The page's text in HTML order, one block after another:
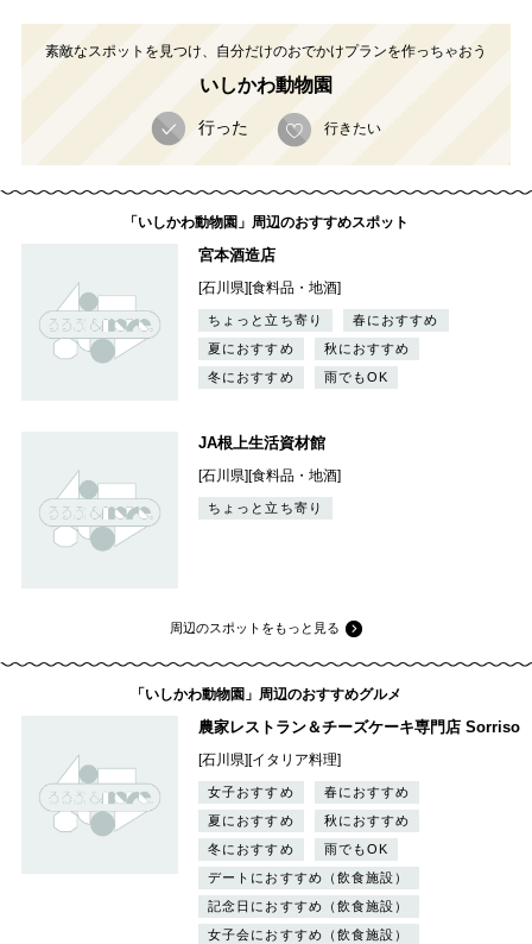
素敵なスポットを見つけ、自分だけのおでかけプランを作っちゃおう
いしかわ動物園
行った 行きたい
「いしかわ動物園」周辺のおすすめスポット
宮本酒造店
[石川県][食料品・地酒]
ちょっと立ち寄り
春におすすめ
夏におすすめ
秋におすすめ
冬におすすめ
雨でもOK
JA根上生活資材館
[石川県][食料品・地酒]
ちょっと立ち寄り
周辺のスポットをもっと見る
「いしかわ動物園」周辺のおすすめグルメ
農家レストラン＆チーズケーキ専門店 Sorriso
[石川県][イタリア料理]
女子おすすめ
春におすすめ
夏におすすめ
秋におすすめ
冬におすすめ
雨でもOK
デートにおすすめ（飲食施設）
記念日におすすめ（飲食施設）
女子会におすすめ（飲食施設）